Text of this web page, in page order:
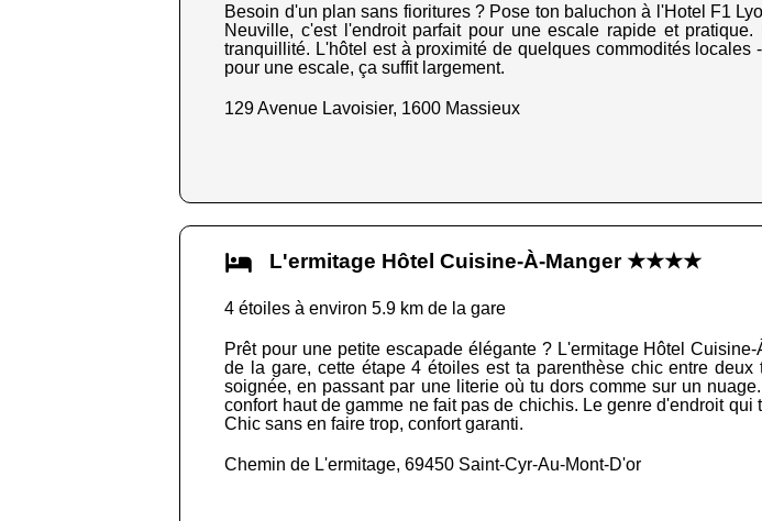
Besoin d'un plan sans fioritures ? Pose ton baluchon à l'Hotel F1
Neuville, c'est l'endroit parfait pour une escale rapide et
tranquillité. L'hôtel est à proximité de quelques commodités
pour une escale, ça suffit largement.
129 Avenue Lavoisier, 1600 Massieux
L'ermitage Hôtel Cuisine-À-Manger ★★★★
4 étoiles à environ 5.9 km de la gare
Prêt pour une petite escapade élégante ? L'ermitage Hôtel
de la gare, cette étape 4 étoiles est ta parenthèse chic entre
soignée, en passant par une literie où tu dors comme sur un
confort haut de gamme ne fait pas de chichis. Le genre d'endroit
Chic sans en faire trop, confort garanti.
Chemin de L'ermitage, 69450 Saint-Cyr-Au-Mont-D'or